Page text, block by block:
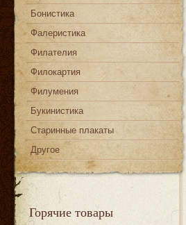
Бонистика
Фалеристика
Филателия
Филокартия
Филумения
Букинистика
Старинные плакаты
Другое
Горячие товары